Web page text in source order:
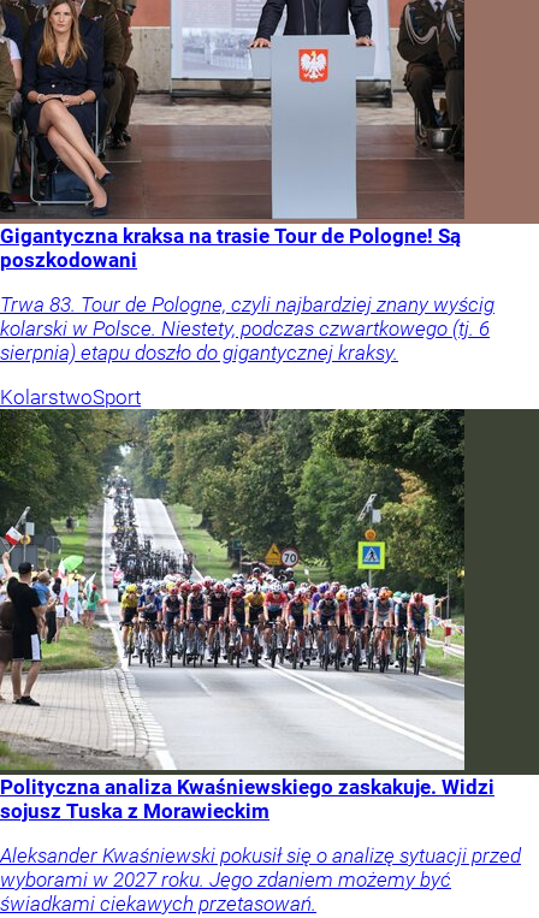
Gigantyczna kraksa na trasie Tour de Pologne! Są
poszkodowani
Trwa 83. Tour de Pologne, czyli najbardziej znany wyścig
kolarski w Polsce. Niestety, podczas czwartkowego (tj. 6
sierpnia) etapu doszło do gigantycznej kraksy.
KolarstwoSport
Polityczna analiza Kwaśniewskiego zaskakuje. Widzi
sojusz Tuska z Morawieckim
Aleksander Kwaśniewski pokusił się o analizę sytuacji przed
wyborami w 2027 roku. Jego zdaniem możemy być
świadkami ciekawych przetasowań.